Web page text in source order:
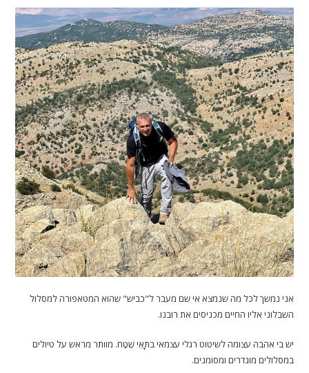
אני נמשך לכל מה שנמצא אי שם מעבר ל"כביש" שהוא המטאפורה למסלול
השבלוני אליו החיים מכניסים את רובנו.
יש בי אהבה עצומה לשיטוט רגלי עצמאי בתָּאֵי שֶׁטַח. מוותר מראש על טיולים
במסלולים מוגדרים ומסומנים.